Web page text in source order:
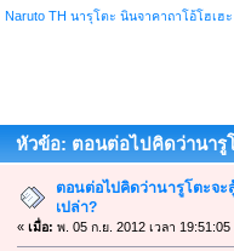
Naruto TH นารุโตะ นินจาคาถาโอ้โฮเฮ
หัวข้อ: ตอนต่อไปคิดว่านารู
ตอนต่อไปคิดว่านารูโตะจะ
เปล่า?
« เมื่อ: พ. 05 ก.ย. 2012 เวลา 19:51:05